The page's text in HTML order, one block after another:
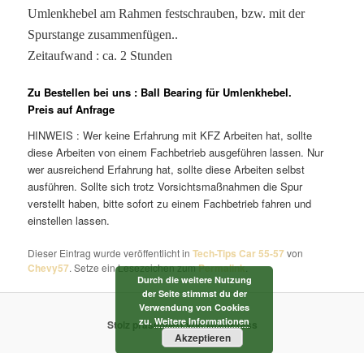
Umlenkhebel am Rahmen festschrauben, bzw. mit der
Spurstange zusammenfügen..
Zeitaufwand : ca. 2 Stunden
Zu Bestellen bei uns : Ball Bearing für Umlenkhebel.
Preis auf Anfrage
HINWEIS : Wer keine Erfahrung mit KFZ Arbeiten hat, sollte
diese Arbeiten von einem Fachbetrieb ausgeführen lassen. Nur
wer ausreichend Erfahrung hat, sollte diese Arbeiten selbst
ausführen. Sollte sich trotz Vorsichtsmaßnahmen die Spur
verstellt haben, bitte sofort zu einem Fachbetrieb fahren und
einstellen lassen.
Dieser Eintrag wurde veröffentlicht inTech-Tips Car 55-57von
Chevy57. Setze ein Lesezeichen zumPermalink.
Stolz präsentiert von WordPress
Durch die weitere Nutzung
der Seite stimmst du der
Verwendung von Cookies
zu. Weitere Informationen
Akzeptieren